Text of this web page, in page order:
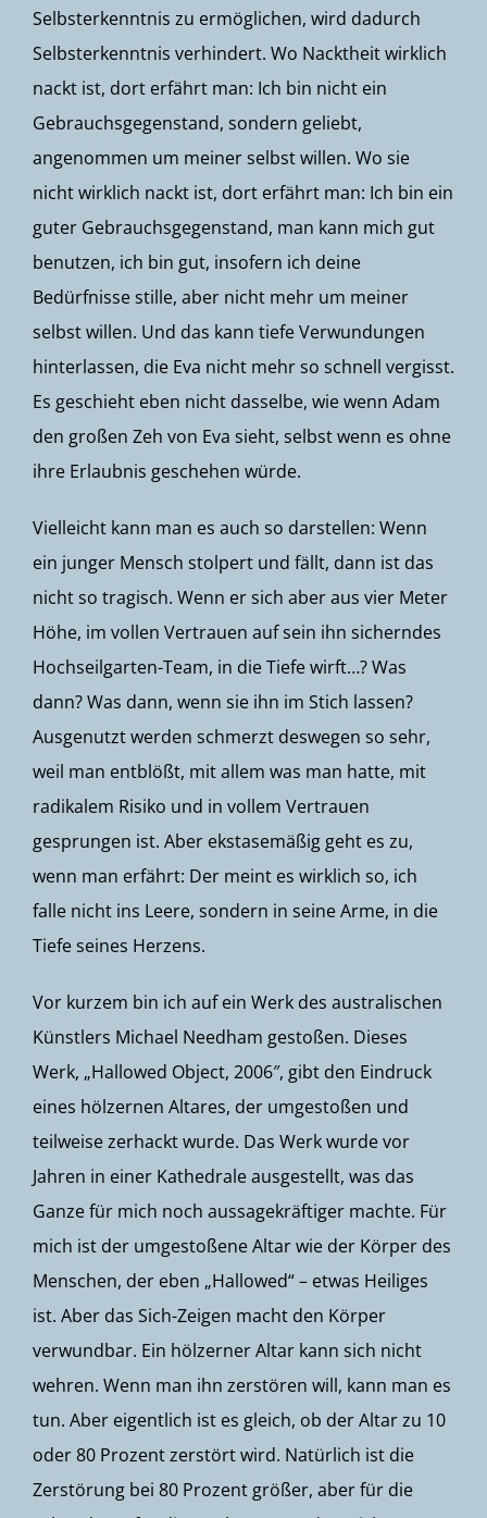
Selbsterkenntnis zu ermöglichen, wird dadurch
Selbsterkenntnis verhindert. Wo Nacktheit wirklich
nackt ist, dort erfährt man: Ich bin nicht ein
Gebrauchsgegenstand, sondern geliebt,
angenommen um meiner selbst willen. Wo sie
nicht wirklich nackt ist, dort erfährt man: Ich bin ein
guter Gebrauchsgegenstand, man kann mich gut
benutzen, ich bin gut, insofern ich deine
Bedürfnisse stille, aber nicht mehr um meiner
selbst willen. Und das kann tiefe Verwundungen
hinterlassen, die Eva nicht mehr so schnell vergisst.
Es geschieht eben nicht dasselbe, wie wenn Adam
den großen Zeh von Eva sieht, selbst wenn es ohne
ihre Erlaubnis geschehen würde.
Vielleicht kann man es auch so darstellen: Wenn
ein junger Mensch stolpert und fällt, dann ist das
nicht so tragisch. Wenn er sich aber aus vier Meter
Höhe, im vollen Vertrauen auf sein ihn sicherndes
Hochseilgarten-Team, in die Tiefe wirft…? Was
dann? Was dann, wenn sie ihn im Stich lassen?
Ausgenutzt werden schmerzt deswegen so sehr,
weil man entblößt, mit allem was man hatte, mit
radikalem Risiko und in vollem Vertrauen
gesprungen ist. Aber ekstasemäßig geht es zu,
wenn man erfährt: Der meint es wirklich so, ich
falle nicht ins Leere, sondern in seine Arme, in die
Tiefe seines Herzens.
Vor kurzem bin ich auf ein Werk des australischen
Künstlers Michael Needham gestoßen. Dieses
Werk, „Hallowed Object, 2006″, gibt den Eindruck
eines hölzernen Altares, der umgestoßen und
teilweise zerhackt wurde. Das Werk wurde vor
Jahren in einer Kathedrale ausgestellt, was das
Ganze für mich noch aussagekräftiger machte. Für
mich ist der umgestoßene Altar wie der Körper des
Menschen, der eben „Hallowed“ – etwas Heiliges
ist. Aber das Sich-Zeigen macht den Körper
verwundbar. Ein hölzerner Altar kann sich nicht
wehren. Wenn man ihn zerstören will, kann man es
tun. Aber eigentlich ist es gleich, ob der Altar zu 10
oder 80 Prozent zerstört wird. Natürlich ist die
Zerstörung bei 80 Prozent größer, aber für die